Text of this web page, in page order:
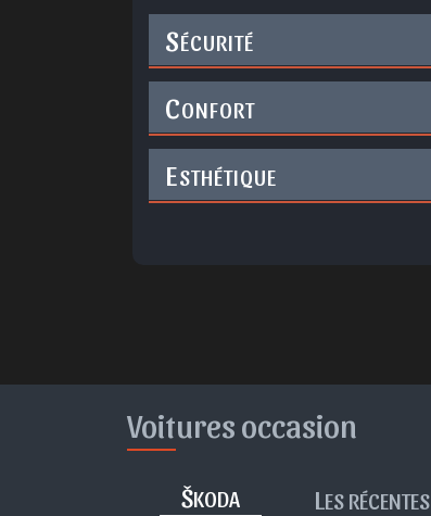
SÉCURITÉ
CONFORT
ESTHÉTIQUE
Voitures occasion
ŠKODA L ES RÉCENTES